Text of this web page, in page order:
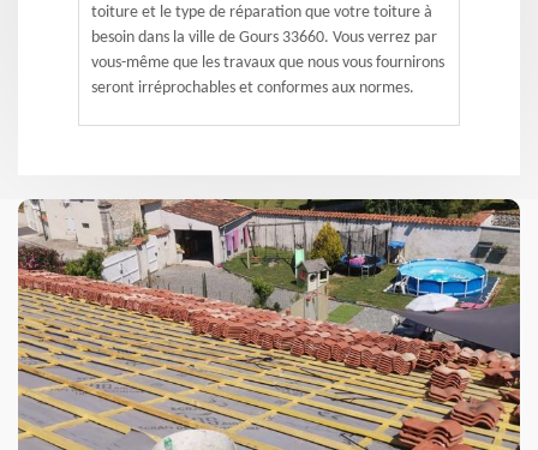
toiture et le type de réparation que votre toiture à
besoin dans la ville de Gours 33660. Vous verrez par
vous-même que les travaux que nous vous fournirons
seront irréprochables et conformes aux normes.